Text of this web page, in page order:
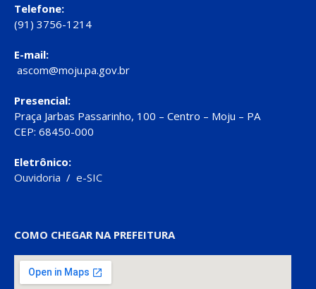
Telefone:
(91) 3756-1214
E-mail:
ascom@moju.pa.gov.br
Presencial:
Praça Jarbas Passarinho, 100 – Centro – Moju – PA
CEP: 68450-000
Eletrônico:
Ouvidoria / e-SIC
COMO CHEGAR NA PREFEITURA